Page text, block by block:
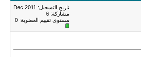
تاريخ التسجيل: Dec 2011
مشاركة: 6
مستوى تقييم العضوية: 0